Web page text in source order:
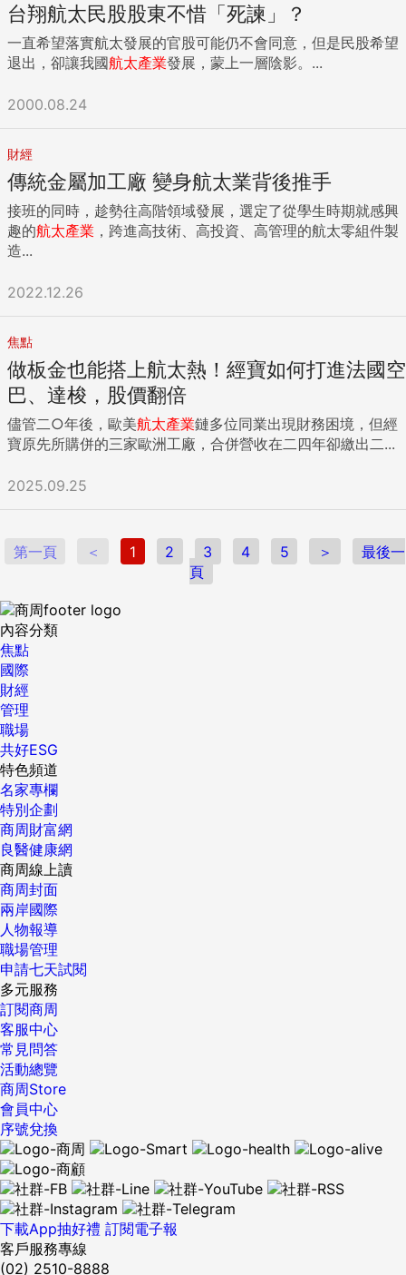
台翔航太民股股東不惜「死諫」？
一直希望落實航太發展的官股可能仍不會同意，但是民股希望
退出，卻讓我國航太產業發展，蒙上一層陰影。...
2000.08.24
財經
傳統金屬加工廠 變身航太業背後推手
接班的同時，趁勢往高階領域發展，選定了從學生時期就感興
趣的航太產業 ，跨進高技術、高投資、高管理的航太零組件製
造...
2022.12.26
焦點
做板金也能搭上航太熱！經寶如何打進法國空
巴、達梭，股價翻倍
儘管二○年後，歐美航太產業鏈多位同業出現財務困境，但經
寶原先所購併的三家歐洲工廠，合併營收在二四年卻繳出二...
2025.09.25
第一頁 ＜ 1 2 3 4 5 ＞
最後一
頁
內容分類
焦點
國際
財經
管理
職場
共好ESG
特色頻道
名家專欄
特別企劃
商周財富網
良醫健康網
商周線上讀
商周封面
兩岸國際
人物報導
職場管理
申請七天試閱
多元服務
訂閱商周
客服中心
常見問答
活動總覽
商周Store
會員中心
序號兌換
下載App抽好禮 訂閱電子報
客戶服務專線
(02) 2510-8888